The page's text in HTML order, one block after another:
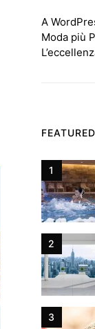
A
Moda più
1
2
3